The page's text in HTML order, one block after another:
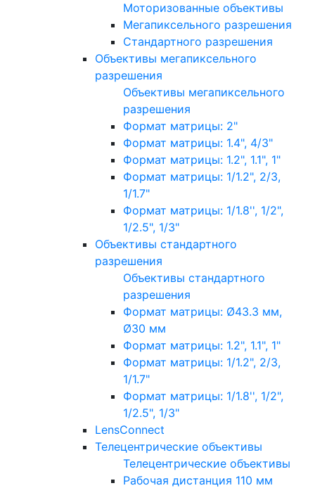
Моторизованные объективы
Мегапиксельного разрешения
Стандартного разрешения
Объективы мегапиксельного
разрешения
Объективы мегапиксельного
разрешения
Формат матрицы: 2"
Формат матрицы: 1.4", 4/3"
Формат матрицы: 1.2", 1.1", 1"
Формат матрицы: 1/1.2", 2/3,
1/1.7"
Формат матрицы: 1/1.8'', 1/2",
1/2.5", 1/3"
Объективы стандартного
разрешения
Объективы стандартного
разрешения
Формат матрицы: Ø43.3 мм,
Ø30 мм
Формат матрицы: 1.2", 1.1", 1"
Формат матрицы: 1/1.2", 2/3,
1/1.7"
Формат матрицы: 1/1.8'', 1/2",
1/2.5", 1/3"
LensConnect
Телецентрические объективы
Телецентрические объективы
Рабочая дистанция 110 мм